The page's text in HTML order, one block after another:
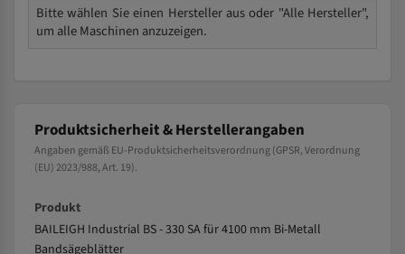
Bitte wählen Sie einen Hersteller aus oder "Alle Hersteller",
um alle Maschinen anzuzeigen.
Produktsicherheit & Herstellerangaben
Angaben gemäß EU-Produktsicherheitsverordnung (GPSR, Verordnung
(EU) 2023/988, Art. 19).
Produkt
BAILEIGH Industrial BS - 330 SA für 4100 mm Bi-Metall
Bandsägeblätter